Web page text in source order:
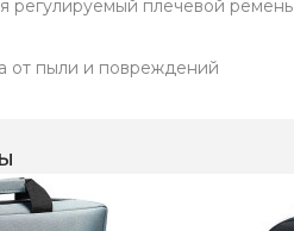
регулируемый плечевой ремень
от пыли и повреждений